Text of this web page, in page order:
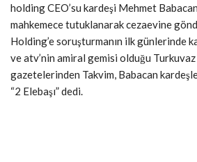
holding CEO’su kardeşi Mehmet Babacan,
mahkemece tutuklanarak cezaevine
Holding’e soruşturmanın ilk günlerinde
ve atv’nin amiral gemisi olduğu
gazetelerinden Takvim, Babacan
“2 Elebaşı” dedi.